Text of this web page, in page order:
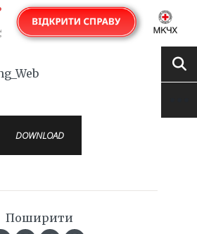
DOWNLOAD
Поширити